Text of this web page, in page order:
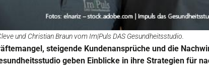
und Christian Braun vom Im|Puls DAS Gesundheitsstudio.
steigende Kundenansprüche und die
geben Einblicke in ihre Strategien für